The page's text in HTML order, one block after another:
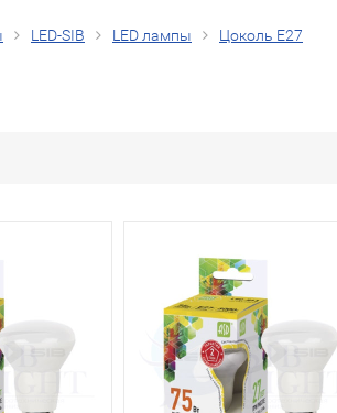
LED-SIB LED лампы
Цоколь Е27